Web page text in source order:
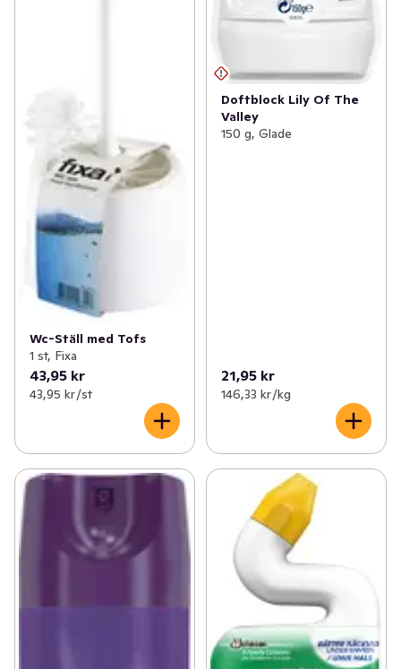
Wc-Ställ med Tofs
1 st, Fixa
43,95 kr
43,95 kr /st
Doftblock Lily Of The
Valley
150 g, Glade
21,95 kr
146,33 kr /kg